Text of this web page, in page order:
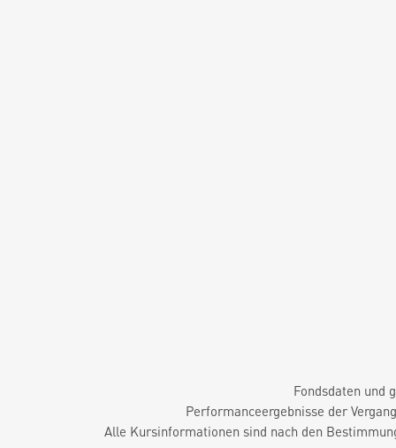
Fondsdaten und
Performanceergebnisse der
Alle Kursinformationen sind nach den